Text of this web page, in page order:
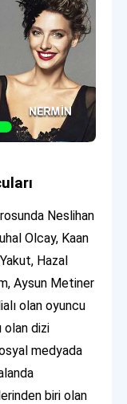
Neslihan
Olcay, Kaan
Hazal
Aysun Metiner
olan oyuncu
olan dizi
medyada
biri olan